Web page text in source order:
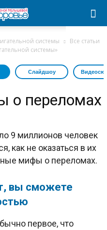
системы
Все статьи
системы»
Слайдшоу
о переломах
9 миллионов человек
как не оказаться в их
мифы о переломах.
вы сможете
первое, что